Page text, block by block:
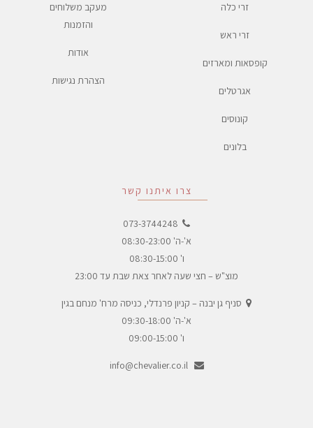
צרו איתנו קשר
073-3744248
א'-ה' 08:30-23:00
ו' 08:30-15:00
מוצ"ש – חצי שעה לאחר צאת שבת עד 23:00
סניף גן יבנה – קניון פרנדלי, כניסה מרח' מנחם בגין
א'-ה' 09:30-18:00
ו' 09:00-15:00
info@chevalier.co.il
זרי כלה
זרי ראש
קופסאות ומארזים
אגרטלים
קונוסים
בלונים
מעקב משלוחים
והזמנות
אודות
הצהרת נגישות